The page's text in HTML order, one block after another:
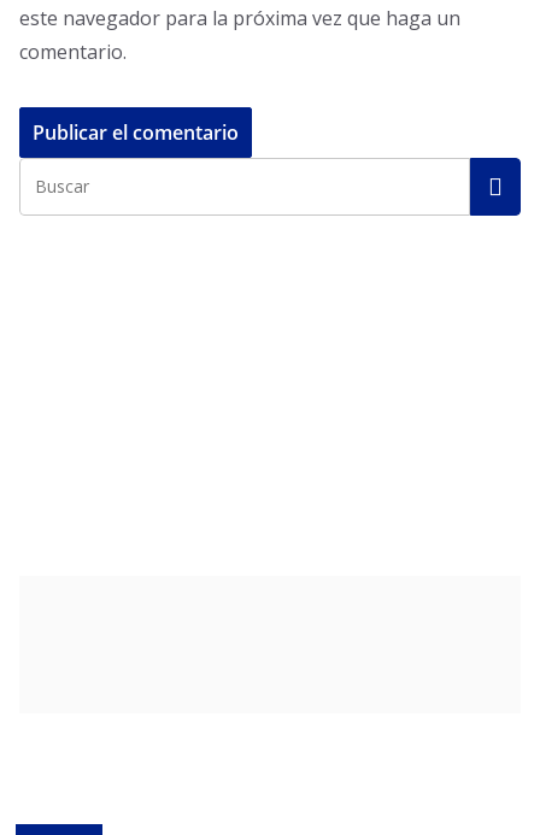
este navegador para la próxima vez que haga un
comentario.